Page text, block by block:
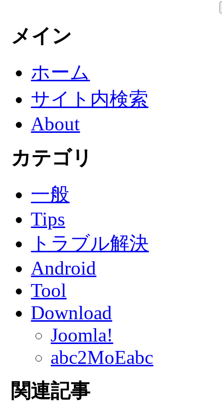
メイン
ホーム
サイト内検索
About
カテゴリ
一般
Tips
トラブル解決
Android
Tool
Download
Joomla!
abc2MoEabc
関連記事